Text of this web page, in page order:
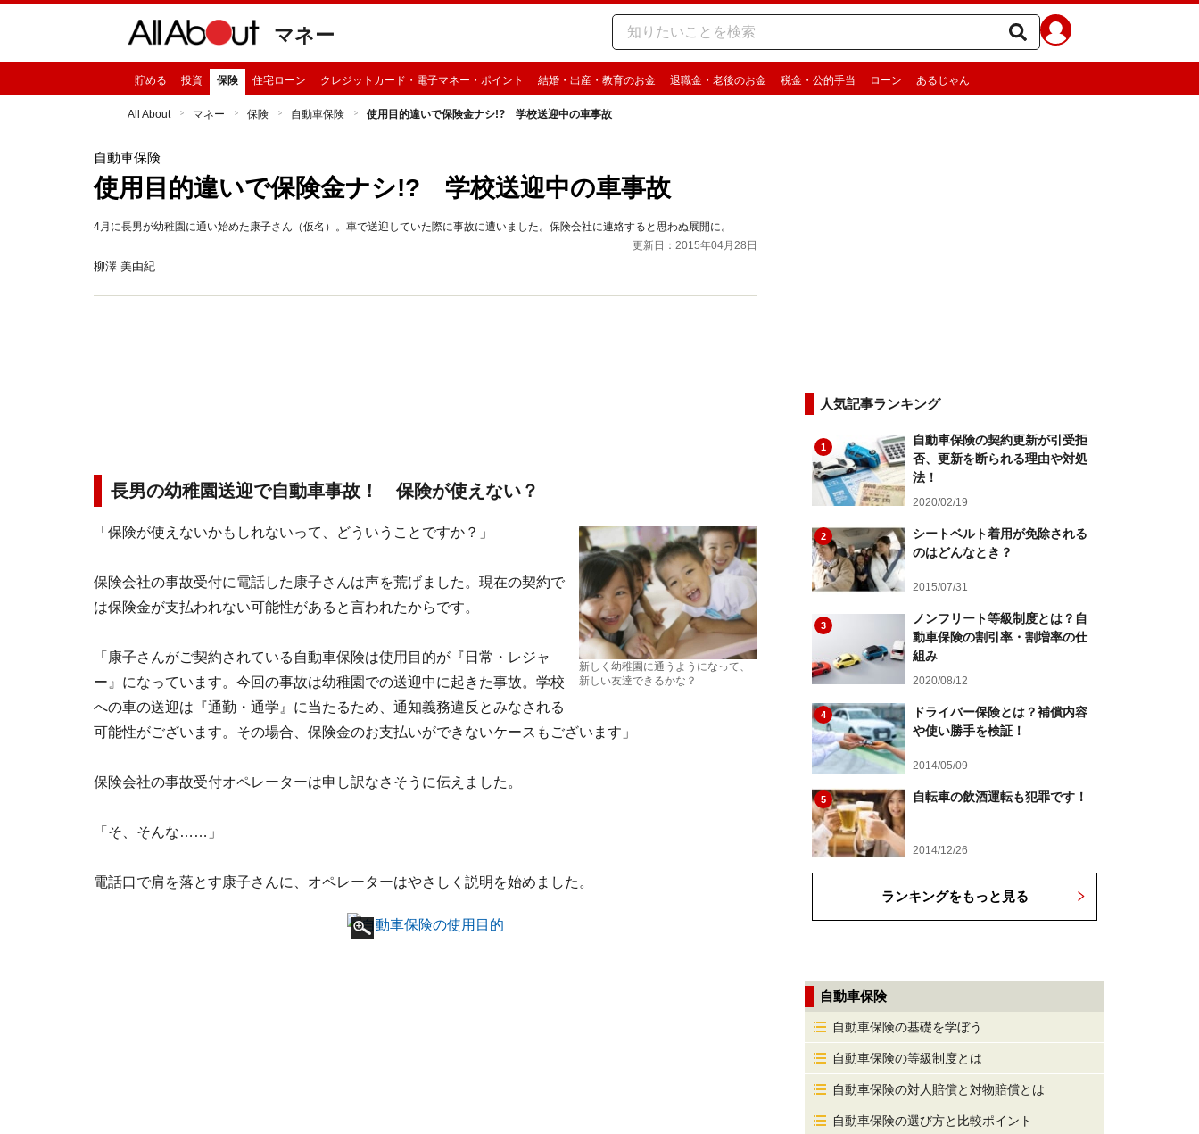
マネー
貯める 投資 保険 住宅ローン クレジットカード・電子マネー・ポイント 結婚・出産・教育のお金 退職金・老後のお金 税金・公的手当 ローン あるじゃん
All About マネー 保険 自動車保険 使用目的違いで保険金ナシ!? 学校送迎中の車事故
自動車保険
使用目的違いで保険金ナシ!? 学校送迎中の車事故
4月に長男が幼稚園に通い始めた康子さん（仮名）。車で送迎していた際に事故に遭いました。保険会社に連絡すると思わぬ展開に。
更新日：2015年04月28日
柳澤 美由紀
長男の幼稚園送迎で自動車事故！ 保険が使えない？
新しく幼稚園に通うようになって、
新しい友達できるかな？
「保険が使えないかもしれないって、どういうことですか？」
保険会社の事故受付に電話した康子さんは声を荒げました。現在の契約で
は保険金が支払われない可能性があると言われたからです。
「康子さんがご契約されている自動車保険は使用目的が『日常・レジャ
ー』になっています。今回の事故は幼稚園での送迎中に起きた事故。学校
への車の送迎は『通勤・通学』に当たるため、通知義務違反とみなされる
可能性がございます。その場合、保険金のお支払いができないケースもございます」
保険会社の事故受付オペレーターは申し訳なさそうに伝えました。
「そ、そんな……」
電話口で肩を落とす康子さんに、オペレーターはやさしく説明を始めました。
人気記事ランキング
1
自動車保険の契約更新が引受拒
否、更新を断られる理由や対処
法！
2020/02/19
2
シートベルト着用が免除される
のはどんなとき？
2015/07/31
3
ノンフリート等級制度とは？自
動車保険の割引率・割増率の仕
組み
2020/08/12
4
ドライバー保険とは？補償内容
や使い勝手を検証！
2014/05/09
5 自転車の飲酒運転も犯罪です！
2014/12/26
ランキングをもっと見る
自動車保険
自動車保険の基礎を学ぼう
自動車保険の等級制度とは
自動車保険の対人賠償と対物賠償とは
自動車保険の選び方と比較ポイント